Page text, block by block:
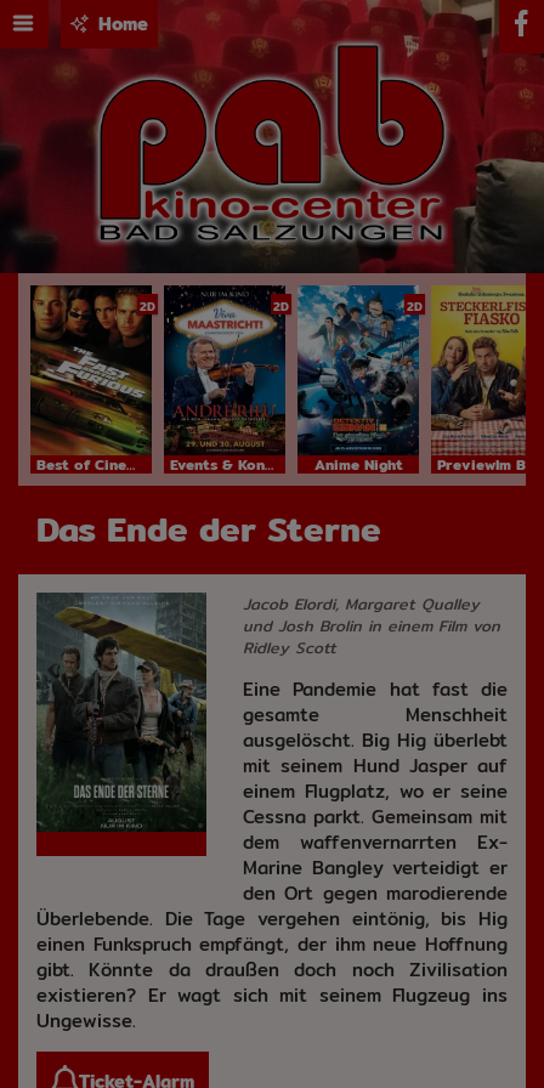
Home
2D
Best of Cinema
2D
Events & Konzerte
2D
Anime Night
Das Ende der Sterne
Jacob Elordi, Margaret Qualley
und Josh Brolin in einem Film von
Ridley Scott
Eine Pandemie hat fast die
gesamte Menschheit
ausgelöscht. Big Hig überlebt
mit seinem Hund Jasper auf
einem Flugplatz, wo er seine
Cessna parkt. Gemeinsam mit
dem waffenvernarrten Ex-
Marine Bangley verteidigt er
den Ort gegen marodierende
Überlebende. Die Tage vergehen eintönig, bis Hig
einen Funkspruch empfängt, der ihm neue Hoffnung
gibt. Könnte da draußen doch noch Zivilisation
existieren? Er wagt sich mit seinem Flugzeug ins
Ungewisse.
Ticket-Alarm